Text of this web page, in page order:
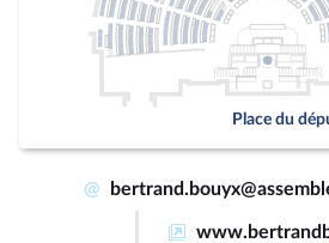
Place du
@